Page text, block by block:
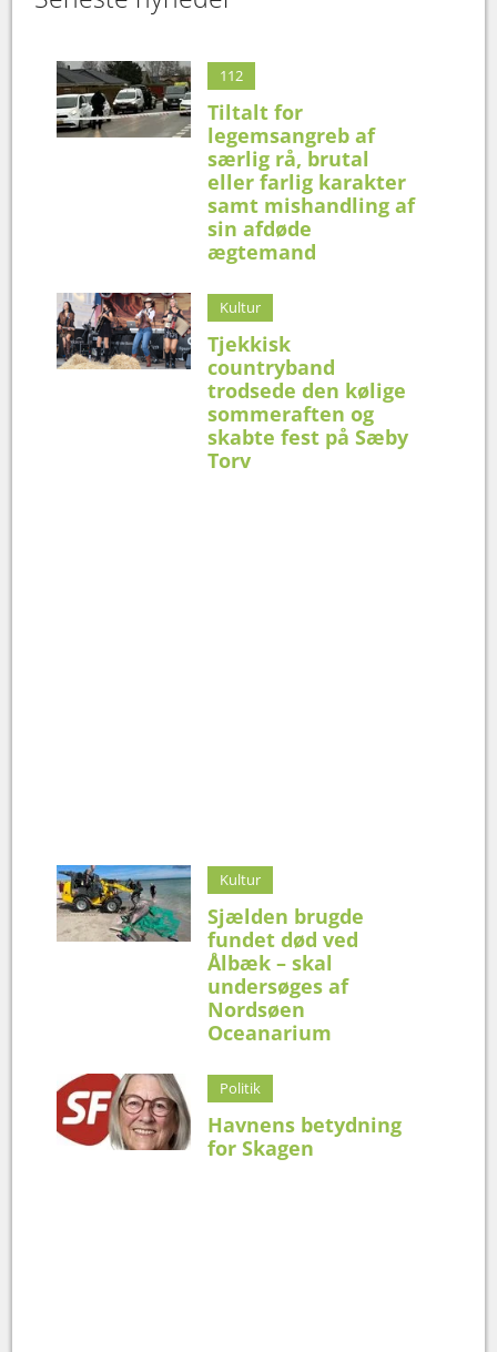
112
Tiltalt for
legemsangreb af
særlig rå, brutal
eller farlig karakter
samt mishandling af
sin afdøde
ægtemand
Kultur
Tjekkisk
countryband
trodsede den kølige
sommeraften og
skabte fest på Sæby
Torv
Kultur
Sjælden brugde
fundet død ved
Ålbæk – skal
undersøges af
Nordsøen
Oceanarium
Politik
Havnens betydning
for Skagen